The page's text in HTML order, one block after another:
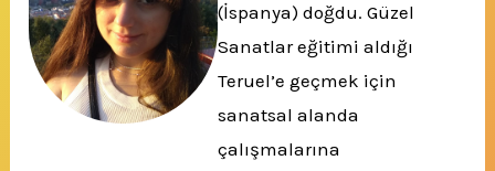
(İspanya) doğdu. Güzel
Sanatlar eğitimi aldığı
Teruel’e geçmek için
sanatsal alanda
çalışmalarına